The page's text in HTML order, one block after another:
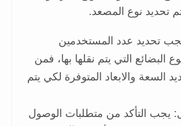
تحديد نوع المصعد.
يجب تحديد عدد المستخدمين
البضائع التي يتم نقلها بها، فمن
السعة والابعاد المتوفرة لكي يتم
يجب التأكد من متطلبات الوصول